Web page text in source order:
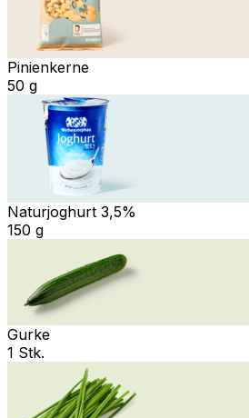
Pinienkerne
50 g
Naturjoghurt 3,5%
150 g
Gurke
1 Stk.